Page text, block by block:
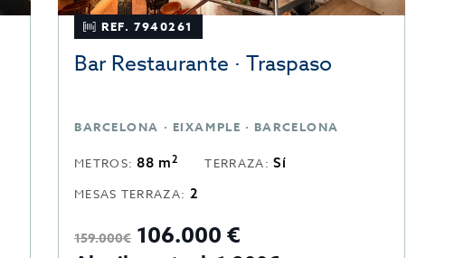
REF. 7940261
Bar Restaurante · Traspaso
BARCELONA · EIXAMPLE · BARCELONA
METROS:88 m2 TERRAZA:Sí
MESAS TERRAZA: 2
159.000€ 106.000 €